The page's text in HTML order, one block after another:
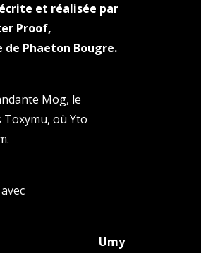
et réalisée par
Proof,
de Phaeton Bougre.
Mog, le
Toxymu, où Yto
avec
Umy